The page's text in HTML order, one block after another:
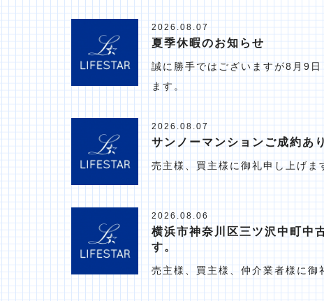
2026.08.07
夏季休暇のお知らせ
誠に勝手ではございますが8月9
ます。
2026.08.07
サンノーマンションご成約あ
売主様、買主様に御礼申し上げま
2026.08.06
横浜市神奈川区三ツ沢中町中
す。
売主様、買主様、仲介業者様に御